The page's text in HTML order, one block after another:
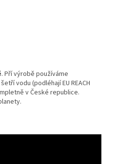
. Pří výrobě používáme
vodu (podléhají EU REACH
v České republice.